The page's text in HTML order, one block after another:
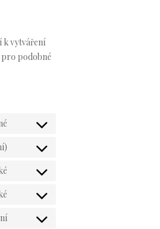
k vytváření
podobné